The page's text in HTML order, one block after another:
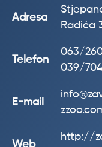
Adresa
Radića
Telefon
063/
039/
E-mail
Web
http://